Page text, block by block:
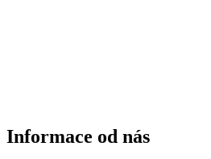
Informace od nás